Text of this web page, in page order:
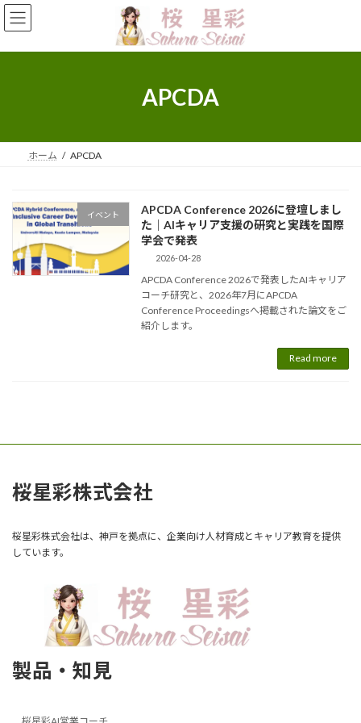
Skip
to
the
Skip
to
the
APCDA
ホーム APCDA
イベント
APCDA Conference 2026に登壇しまし
た｜AIキャリア支援の研究と実践を国際
学会で発表
2026-04-28
APCDA Conference 2026で発表したAIキャリア
コーチ研究と、2026年7月にAPCDA
Conference Proceedingsへ掲載された論文をご
紹介します。
Read more
桜星彩株式会社
桜星彩株式会社は、神戸を拠点に、企業向け人材育成とキャリア教育を提供
しています。
製品・知見